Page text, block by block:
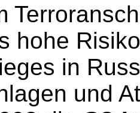
hohe
in
und